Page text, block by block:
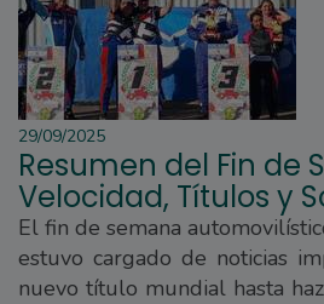
29/09/2025
Resumen del Fin de
Velocidad, Títulos y
El fin de semana
estuvo cargado de noticias
nuevo título mundial hasta